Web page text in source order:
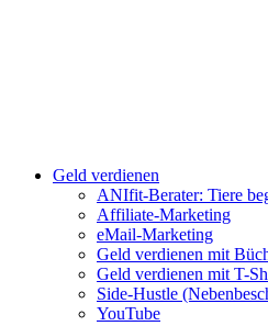
Geld verdienen
ANIfit-Berater: Tiere
Affiliate-Marketing
eMail-Marketing
Geld verdienen mit
Geld verdienen mit T-
Side-Hustle
YouTube